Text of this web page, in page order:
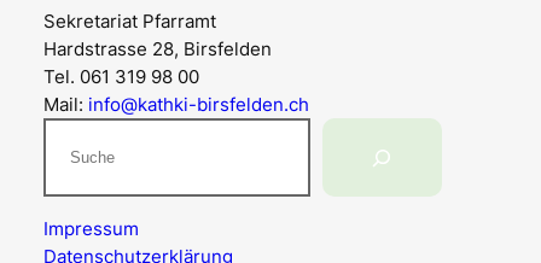
Sekretariat Pfarramt
Hardstrasse 28, Birsfelden
Tel. 061 319 98 00
Mail: info@kathki-birsfelden.ch
Impressum
Datenschutzerklärung